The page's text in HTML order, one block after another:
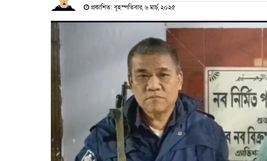
প্রকাশিত: বৃহস্পতিবার, ৬ মার্চ, ২০২৫